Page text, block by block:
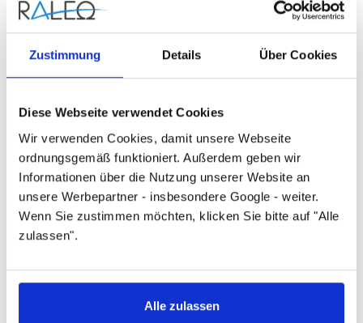
Zustimmung Details Über Cookies
Diese Webseite verwendet Cookies
Wir verwenden Cookies, damit unsere Webseite
ordnungsgemäß funktioniert. Außerdem geben wir
Informationen über die Nutzung unserer Website an
unsere Werbepartner - insbesondere Google - weiter.
Wenn Sie zustimmen möchten, klicken Sie bitte auf "Alle
zulassen".
Alle zulassen
Benennung
Radiatorverschraubung
Herstellername
Danfoss
013G3299